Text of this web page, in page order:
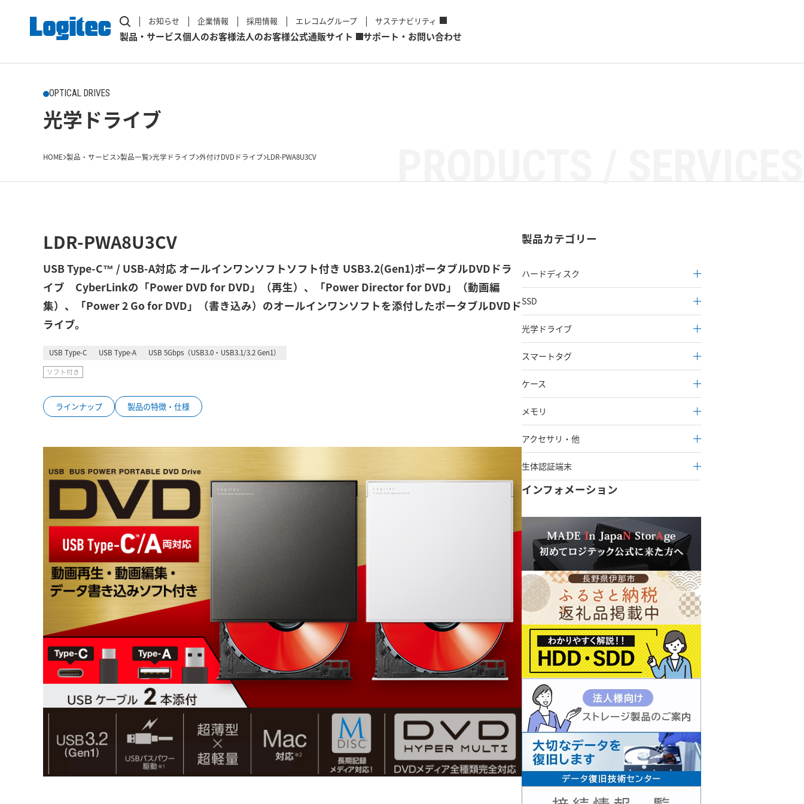
お知らせ 企業情報 採用情報 エレコムグループ サステナビリティ
製品・サービス個人のお客様法人のお客様公式通販サイト サポート・お問い合わせ
OPTICAL DRIVES
光学ドライブ
HOME 製品・サービス 製品一覧 光学ドライブ 外付けDVDドライブ LDR-PWA8U3CV
LDR-PWA8U3CV
USB Type-C™ / USB-A対応 オールインワンソフトソフト付き USB3.2(Gen1)ポータブルDVDドラ
イブ CyberLinkの「Power DVD for DVD」（再生）、「Power Director for DVD」（動画編
集）、「Power 2 Go for DVD」（書き込み）のオールインワンソフトを添付したポータブルDVDド
ライブ。
USB Type-C USB Type-A USB 5Gbps（USB3.0・USB3.1/3.2 Gen1）
ソフト付き
ラインナップ 製品の特徴・仕様
製品カテゴリー
ハードディスク
SSD
光学ドライブ
スマートタグ
ケース
メモリ
アクセサリ・他
生体認証端末
インフォメーション